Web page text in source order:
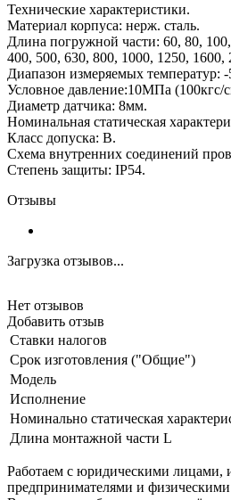
Технические характеристики.
Материал корпуса: нерж. сталь.
Длина погружной части: 60, 80,
400, 500, 630, 800, 1000, 1250, 1600,
Диапазон измеряемых температур:
Условное давление:10МПа (100кгс/
Диаметр датчика: 8мм.
Номинальная статическая
Класс допуска: В.
Схема внутренних соединений
Степень защиты: IP54.
Отзывы
Загрузка отзывов...
Нет отзывов
Добавить отзыв
Ставки налогов
Срок изготовления ("Общие")
Модель
Исполнение
Номинально статическая
Длина монтажной части L
Работаем с юридическими лицами,
предпринимателями и